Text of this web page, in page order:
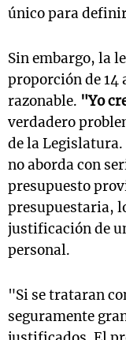
único para
Sin embargo, la
proporción de 14
razonable. "Yo
verdadero
de la
no aborda con
presupuesto
presupuestaria,
justificación de
personal.
"Si se trataran
seguramente